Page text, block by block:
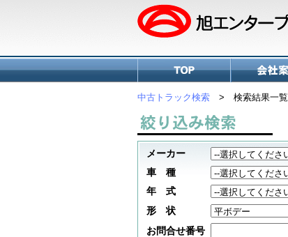
中古トラック検索 > 検索結果一覧
メーカー
車 種
年 式
形 状
お問合せ番号